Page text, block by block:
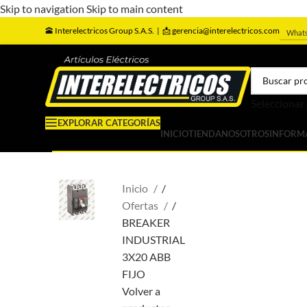
Skip to navigation Skip to main content
🕋 Interelectricos Group S.A.S. | 📩 gerencia@interelectricos.com
EXPLORAR CATEGORÍAS
INICIOTIENDANOSOTROS
Inicio
/
Ofertas
/
BREAKER
INDUSTRIAL
3X20 ABB
FIJO
Volver a